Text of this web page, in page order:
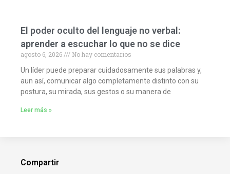
El poder oculto del lenguaje no verbal:
aprender a escuchar lo que no se dice
agosto 6, 2026
No hay comentarios
Un líder puede preparar cuidadosamente sus palabras y,
aun así, comunicar algo completamente distinto con su
postura, su mirada, sus gestos o su manera de
Leer más »
Compartir